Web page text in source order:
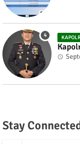
Stay